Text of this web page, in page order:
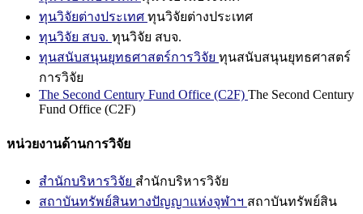
ทุนวิจัยต่างประเทศ ทุนวิจัยต่างประเทศ
ทุนวิจัย สบจ. ทุนวิจัย สบจ.
ทุนสนับสนุนยุทธศาสตร์การวิจัย ทุนสนับสนุนยุทธศาสตร์
การวิจัย
The Second Century Fund Office (C2F) The Second Century
Fund Office (C2F)
หน่วยงานด้านการวิจัย
สำนักบริหารวิจัย สำนักบริหารวิจัย
สถาบันทรัพย์สินทางปัญญาแห่งจุฬาฯ สถาบันทรัพย์สิน